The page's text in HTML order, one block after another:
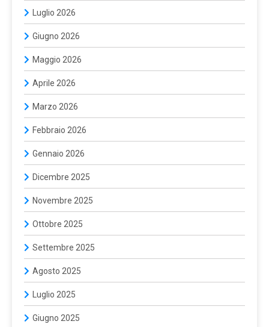
Luglio 2026
Giugno 2026
Maggio 2026
Aprile 2026
Marzo 2026
Febbraio 2026
Gennaio 2026
Dicembre 2025
Novembre 2025
Ottobre 2025
Settembre 2025
Agosto 2025
Luglio 2025
Giugno 2025